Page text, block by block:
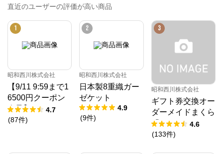
直近のユーザーの評価が高い商品
1
昭和西川株式会社
【9/11 9:59まで1
6500円クーポン
進呈】ムアツ マ
ットレス 30年ム
象》／MuAtsu
4.7
(87件)
2
昭和西川株式会社
日本製8重織ガー
ゼケット
4.9
(9件)
3
昭和西川株式会社
ギフト券交換オー
ダーメイドまくら
「10」
4.6
(133件)